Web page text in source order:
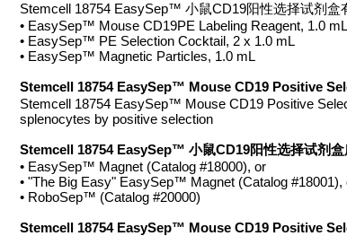
Stemcell 18754 EasySep™ 小鼠CD19阳性选择试剂盒
• EasySep™ Mouse CD19PE Labeling Reagent, 1.0 mL
• EasySep™ PE Selection Cocktail, 2 x 1.0 mL
• EasySep™ Magnetic Particles, 1.0 mL
Stemcell 18754 EasySep™ Mouse CD19 Positive
Stemcell 18754 EasySep™ Mouse CD19 Positive
splenocytes by positive selection
Stemcell 18754 EasySep™ 小鼠CD19阳性选择试剂盒
• EasySep™ Magnet (Catalog #18000), or
• "The Big Easy" EasySep™ Magnet (Catalog #18001),
• RoboSep™ (Catalog #20000)
Stemcell 18754 EasySep™ Mouse CD19 Positive